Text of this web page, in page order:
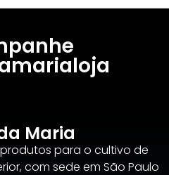
Maria
para o cultivo de
com sede em São Paulo